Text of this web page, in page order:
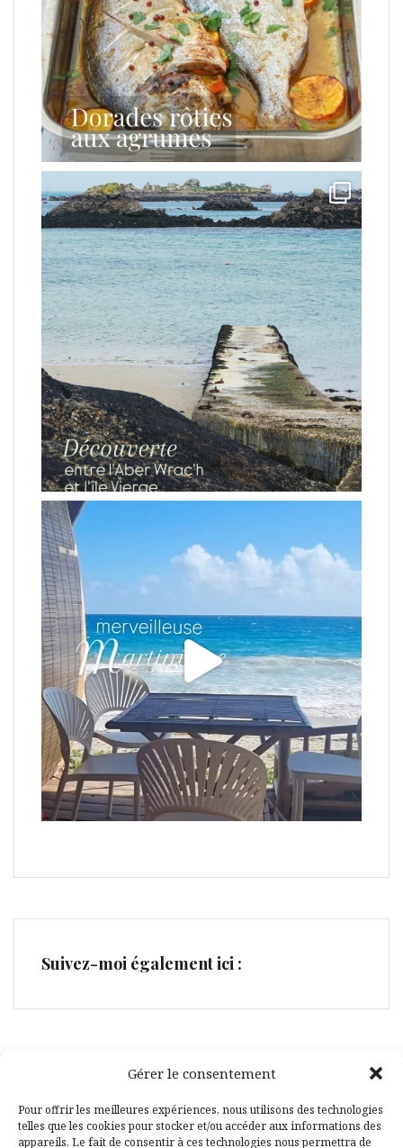
Gérer le consentement
Pour offrir les meilleures expériences, nous utilisons des technologies
telles que les cookies pour stocker et/ou accéder aux informations des
appareils. Le fait de consentir à ces technologies nous permettra de
Suivez-moi également ici :
Facebook
Pinterest